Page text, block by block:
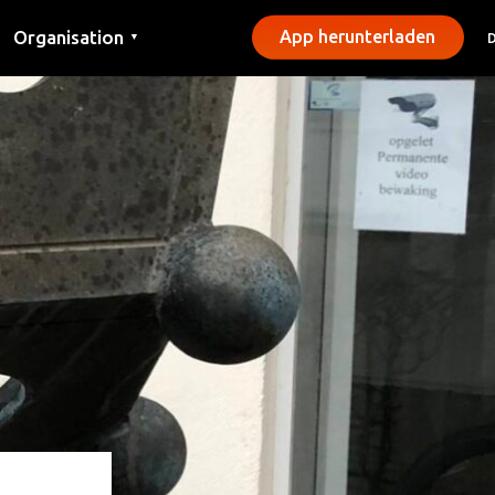
Organisation ▼ App herunterladen